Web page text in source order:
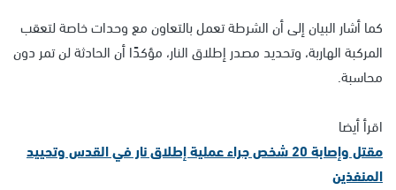
كما أشار البيان إلى أن الشرطة تعمل بالتعاون مع وحدات خاصة لتعقب
المركبة الهاربة، وتحديد مصدر إطلاق النار، مؤكدًا أن الحادثة لن تمر دون
محاسبة.
اقرأ أيضا
مقتل وإصابة 20 شخص جراء عملية إطلاق نار في القدس وتحييد
المنفذين